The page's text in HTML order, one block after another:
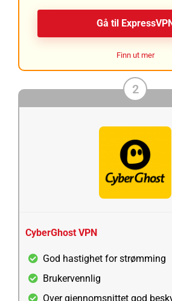
Gå til
Finn ut mer
2
CyberGhost VPN
God hastighet for strømming
Brukervennlig
Over gjennomsnittet god